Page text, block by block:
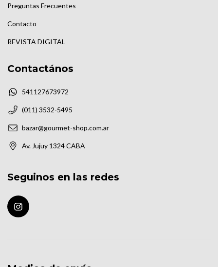
Preguntas Frecuentes
Contacto
REVISTA DIGITAL
Contactános
541127673972
(011) 3532-5495
bazar@gourmet-shop.com.ar
Av. Jujuy 1324 CABA
Seguinos en las redes